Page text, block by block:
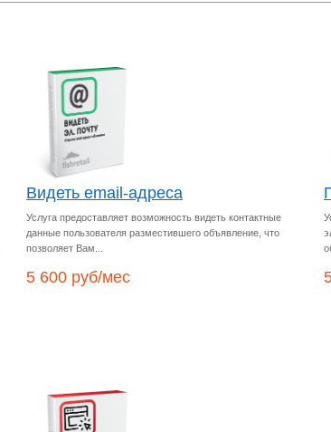
Видеть email-адреса
Услуга предоставляет возможность видеть контактные
данные пользователя разместившего объявление, что
позволяет Вам...
5 600 руб/мес